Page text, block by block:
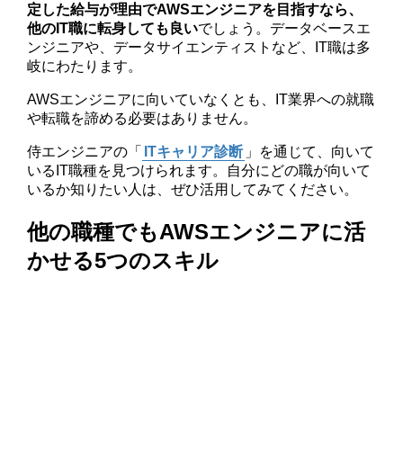
定した給与が理由でAWSエンジニアを目指すなら、
他のIT職に転身しても良いでしょう。データベースエ
ンジニアや、データサイエンティストなど、IT職は多
岐にわたります。
AWSエンジニアに向いていなくとも、IT業界への就職
や転職を諦める必要はありません。
侍エンジニアの「 ITキャリア診断 」を通じて、向いて
いるIT職種を見つけられます。自分にどの職が向いて
いるか知りたい人は、ぜひ活用してみてください。
他の職種でもAWSエンジニアに活
かせる5つのスキル